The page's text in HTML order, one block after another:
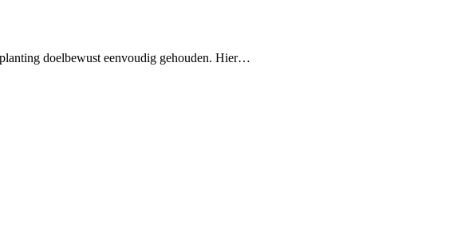
doelbewust eenvoudig gehouden. Hier…